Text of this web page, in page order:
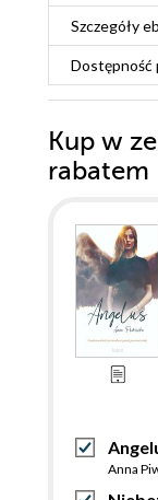
Szczegóły
Dostępność
Kup w
rabatem
Anna